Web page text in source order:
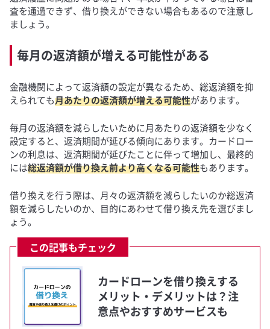
査を通過できず、借り換えができない場合もあるので注意し
ましょう。
毎月の返済額が増える可能性がある
金融機関によって返済額の設定が異なるため、総返済額を抑
えられても月あたりの返済額が増える可能性があります。
毎月の返済額を減らしたいために月あたりの返済額を少なく
設定すると、返済期間が延びる傾向にあります。カードロー
ンの利息は、返済期間が延びたことに伴って増加し、最終的
には総返済額が借り換え前より高くなる可能性もあります。
借り換えを行う際は、月々の返済額を減らしたいのか総返済
額を減らしたいのか、目的にあわせて借り換え先を選びまし
ょう。
この記事もチェック
カードローンを借り換えする
メリット・デメリットは？注
意点やおすすめサービスも